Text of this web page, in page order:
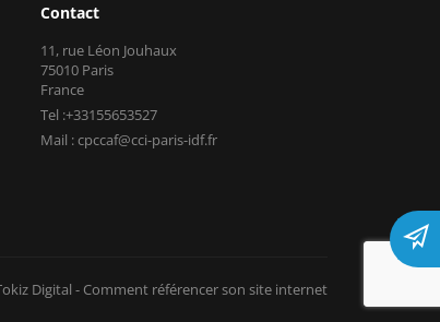
Contact
11, rue Léon Jouhaux
75010 Paris
France
Tel :+33155653527
Mail : cpccaf@cci-paris-idf.fr
Digital - Comment référencer son site internet